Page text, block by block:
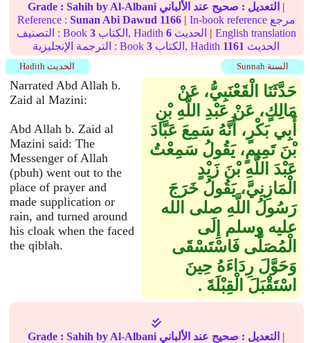
Grade : Sahih by Al-Albani التعديل : صحيح عند الألباني
|
Reference : Sunan Abi Dawud 1166 | In-book reference مرجع
التصنيف : Book 3 الكتاب, Hadith 6 | English translation
الترجمة الإنجليزية : Book3 الكتاب, Hadith 1161 الحديث
Sunnah السنة Hadith الحديث
Narrated Abd Allah b.
Zaid al Mazini:
Abd Allah b. Zaid al
Mazini said: The
Messenger of Allah
(pbuh) went out to the
place of prayer and
made supplication or
rain, and turned around
his cloak when the faced
the qiblah.
حَدَّثَنَا الْقَعْنَبِيُّ، عَنْ
مَالِكٍ، عَنْ عَبْدِ اللَّهِ بْنِ
أَبِي بَكْرٍ، أَنَّهُ سَمِعَ عَبَّادَ
بْنَ تَمِيمٍ، يَقُولُ سَمِعْتُ
عَبْدَ اللَّهِ بْنَ زَيْدٍ
الْمَازِنِيَّ، يَقُولُ خَرَجَ
رَسُولُ اللَّهِ صلى الله
عليه وسلم إِلَى
الْمُصَلَّى فَاسْتَسْقَى
وَحَوَّلَ رِدَاءَهُ حِينَ
اسْتَقْبَلَ الْقِبْلَةَ ‏.‏
Grade : Sahih by Al-Albani التعديل : صحيح عند الألباني
|